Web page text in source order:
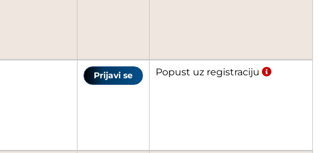
Prijavi se Popust uz registraciju